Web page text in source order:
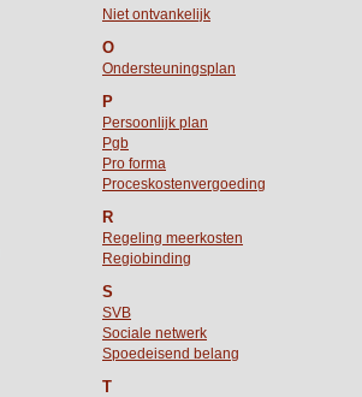
Niet ontvankelijk
O
Ondersteuningsplan
P
Persoonlijk plan
Pgb
Pro forma
Proceskostenvergoeding
R
Regeling meerkosten
Regiobinding
S
SVB
Sociale netwerk
Spoedeisend belang
T